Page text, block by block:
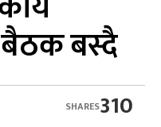
बैठक बस्दै
310
SHARES